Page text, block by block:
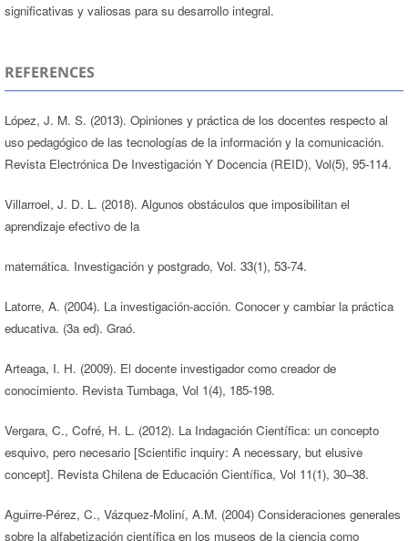
significativas y valiosas para su desarrollo integral.
REFERENCES
López, J. M. S. (2013). Opiniones y práctica de los docentes respecto al
uso pedagógico de las tecnologías de la información y la comunicación.
Revista Electrónica De Investigación Y Docencia (REID), Vol(5), 95-114.
Villarroel, J. D. L. (2018). Algunos obstáculos que imposibilitan el
aprendizaje efectivo de la
matemática. Investigación y postgrado, Vol. 33(1), 53-74.
Latorre, A. (2004). La investigación-acción. Conocer y cambiar la práctica
educativa. (3a ed). Graó.
Arteaga, I. H. (2009). El docente investigador como creador de
conocimiento. Revista Tumbaga, Vol 1(4), 185-198.
Vergara, C., Cofré, H. L. (2012). La Indagación Científica: un concepto
esquivo, pero necesario [Scientific inquiry: A necessary, but elusive
concept]. Revista Chilena de Educación Científica, Vol 11(1), 30–38.
Aguirre-Pérez, C., Vázquez-Moliní, A.M. (2004) Consideraciones generales
sobre la alfabetización científica en los museos de la ciencia como